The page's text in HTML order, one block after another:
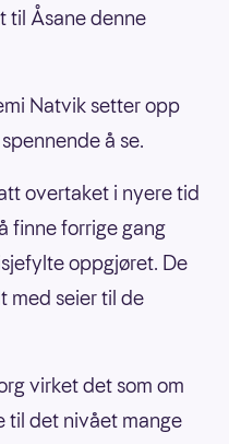
til Åsane denne
Natvik setter opp
å se.
overtaket i nyere tid
finne forrige gang
oppgjøret. De
med seier til de
virket det som om
til det nivået mange